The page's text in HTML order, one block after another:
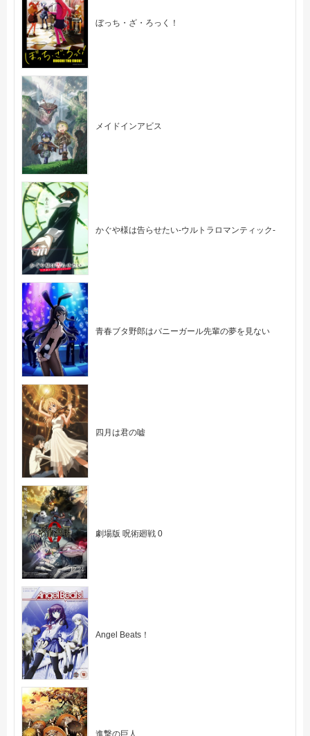
ぼっち・ざ・ろっく！
メイドインアビス
かぐや様は告らせたい-ウルトラロマンティック-
青春ブタ野郎はバニーガール先輩の夢を見ない
四月は君の嘘
劇場版 呪術廻戦 0
Angel Beats！